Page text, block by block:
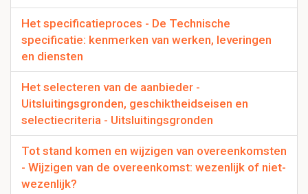
Het specificatieproces - De Technische
specificatie: kenmerken van werken, leveringen
en diensten
Het selecteren van de aanbieder -
Uitsluitingsgronden, geschiktheidseisen en
selectiecriteria - Uitsluitingsgronden
Tot stand komen en wijzigen van overeenkomsten
- Wijzigen van de overeenkomst: wezenlijk of niet-
wezenlijk?